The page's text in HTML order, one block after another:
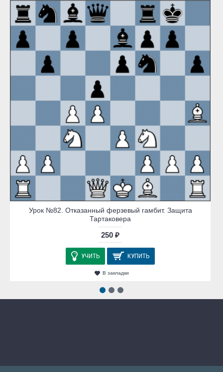
Урок №82. Отказанный ферзевый гамбит. Защита
Тартаковера
250 ₽
УЧИТЬ КУПИТЬ
В закладки